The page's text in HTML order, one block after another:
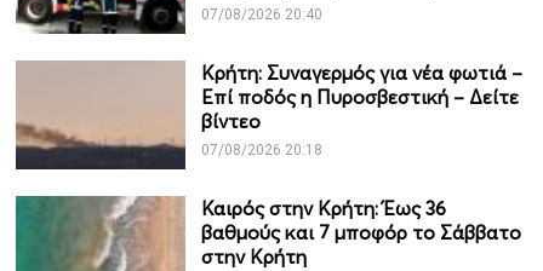
07/08/2026 20:40
Κρήτη: Συναγερμός για νέα φωτιά –
Επί ποδός η Πυροσβεστική – Δείτε
βίντεο
07/08/2026 20:18
Καιρός στην Κρήτη: Έως 36
βαθμούς και 7 μποφόρ το Σάββατο
στην Κρήτη